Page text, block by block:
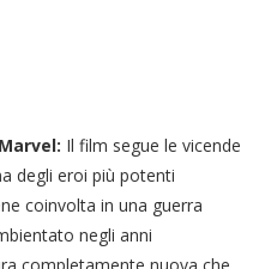
Il film segue le vicende
degli eroi più potenti
coinvolta in una guerra
negli anni